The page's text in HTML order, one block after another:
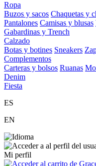
Ropa
Buzos y sacos Chaquetas y
Pantalones Camisas y blusas
Gabardinas y Trench
Calzado
Botas y botines Sneakers
Complementos
Carteras y bolsos Ruanas
Denim
Fiesta
ES
EN
Mi perfil